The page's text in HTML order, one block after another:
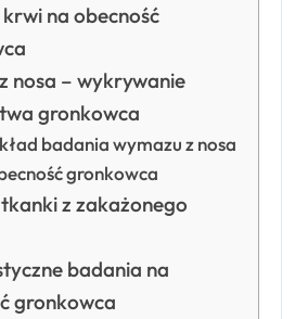
na obecność
nosa – wykrywanie
gronkowca
badania wymazu z nosa
gronkowca
z zakażonego
badania na
gronkowca